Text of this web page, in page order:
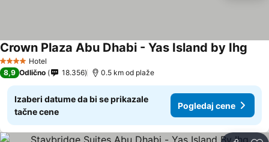
4 ZvezdiceHotel
Crown Plaza Abu Dhabi - Yas Island by Ihg
8,9 Odlično 18.356 0.5 km od plaže
Izaberi datume da bi se prikazale
tačne cene
Pogledaj cene